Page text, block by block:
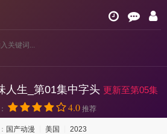
人生_第01集中字头 更新至第05集
4.0 推荐
国产动漫 美国
2023